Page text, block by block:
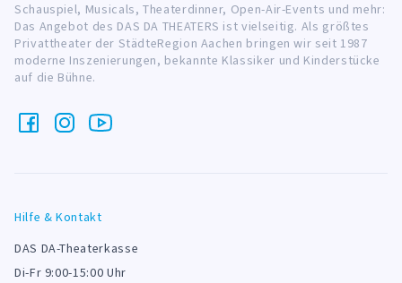
Schauspiel, Musicals, Theaterdinner, Open-Air-Events und mehr:
Das Angebot des DAS DA THEATERS ist vielseitig. Als größtes
Privattheater der StädteRegion Aachen bringen wir seit 1987
moderne Inszenierungen, bekannte Klassiker und Kinderstücke
auf die Bühne.
Hilfe & Kontakt
DAS DA-Theaterkasse
Di-Fr 9:00-15:00 Uhr